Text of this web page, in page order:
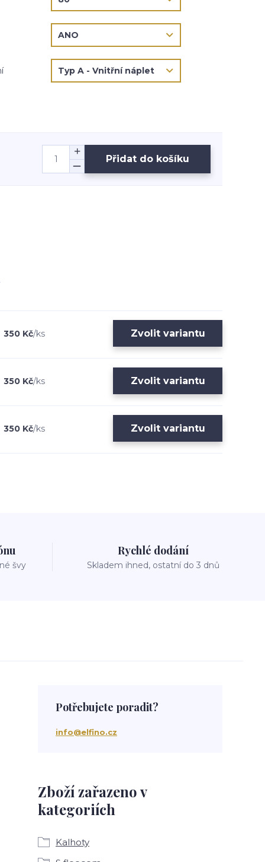
Přidat do košíku
350 Kč/ks Zvolit variantu
350 Kč/ks Zvolit variantu
350 Kč/ks Zvolit variantu
švy
Rychlé dodání
Skladem ihned, ostatní do 3 dnů
Zboží zařazeno v
kategoriích
Kalhoty
Potřebujete poradit?
info@elfino.cz